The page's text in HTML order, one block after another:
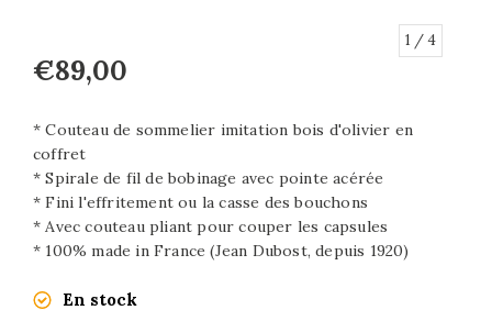
1 / 4
€89,00
* Couteau de sommelier imitation bois d'olivier en
coffret
* Spirale de fil de bobinage avec pointe acérée
* Fini l'effritement ou la casse des bouchons
* Avec couteau pliant pour couper les capsules
* 100% made in France (Jean Dubost, depuis 1920)
En stock